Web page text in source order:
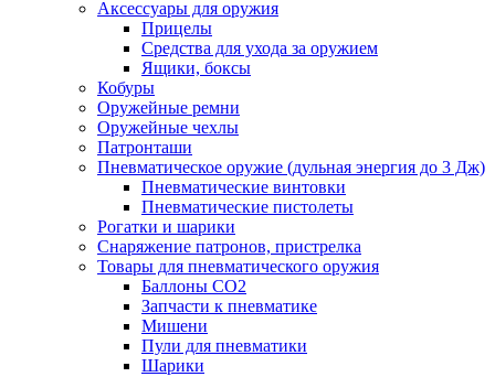
Аксессуары для оружия
Прицелы
Средства для ухода за оружием
Ящики, боксы
Кобуры
Оружейные ремни
Оружейные чехлы
Патронташи
Пневматическое оружие (дульная энергия до 3 Дж)
Пневматические винтовки
Пневматические пистолеты
Рогатки и шарики
Снаряжение патронов, пристрелка
Товары для пневматического оружия
Баллоны СО2
Запчасти к пневматике
Мишени
Пули для пневматики
Шарики